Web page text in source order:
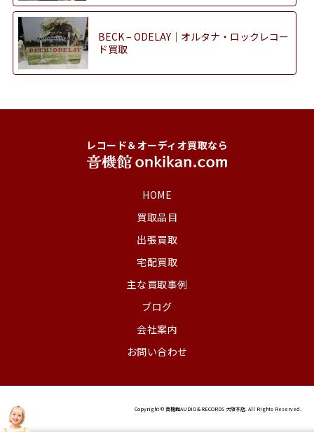
BECK – ODELAY｜オルタナ・ロックレコー
ド買取
レコード＆オーディオ買取なら
HOME
買取品目
出張買取
宅配買取
主な買取事例
ブログ
会社案内
お問い合わせ
Copyright © 音機館AUDIO＆RECORDS 大阪本店. All Rights Reserved.